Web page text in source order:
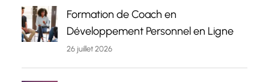
Formation de Coach en
Développement Personnel en Ligne
26 juillet 2026